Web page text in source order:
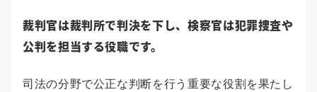
裁判官は裁判所で判決を下し、検察官は犯罪捜査や
公判を担当する役職です。
司法の分野で公正な判断を行う重要な役割を果たし